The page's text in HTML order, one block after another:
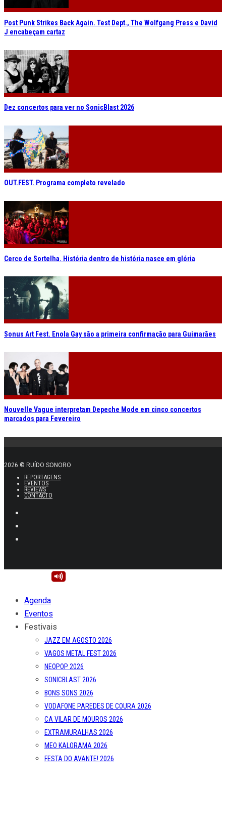
Post Punk Strikes Back Again. Test Dept., The Wolfgang Press e David
J encabeçam cartaz
Dez concertos para ver no SonicBlast 2026
OUT.FEST. Programa completo revelado
Cerco de Sortelha. História dentro de história nasce em glória
Sonus Art Fest. Enola Gay são a primeira confirmação para Guimarães
Nouvelle Vague interpretam Depeche Mode em cinco concertos
marcados para Fevereiro
2026 © RUÍDO SONORO
REPORTAGENS
EVENTOS
REVIEWS
CONTACTO
Agenda
Eventos
Festivais
JAZZ EM AGOSTO 2026
VAGOS METAL FEST 2026
NEOPOP 2026
SONICBLAST 2026
BONS SONS 2026
VODAFONE PAREDES DE COURA 2026
CA VILAR DE MOUROS 2026
EXTRAMURALHAS 2026
MEO KALORAMA 2026
FESTA DO AVANTE! 2026